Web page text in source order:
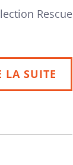
Rescue
LA SUITE